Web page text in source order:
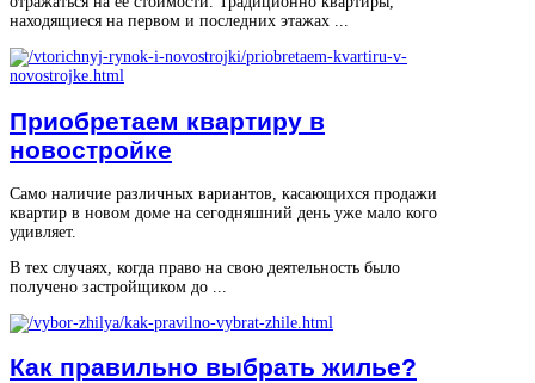
находящиеся на первом и последних этажах ...
Приобретаем квартиру в
новостройке
Само наличие различных вариантов, касающихся продажи
квартир в новом доме на сегодняшний день уже мало кого
удивляет.
В тех случаях, когда право на свою деятельность было
получено застройщиком до ...
Как правильно выбрать жилье?